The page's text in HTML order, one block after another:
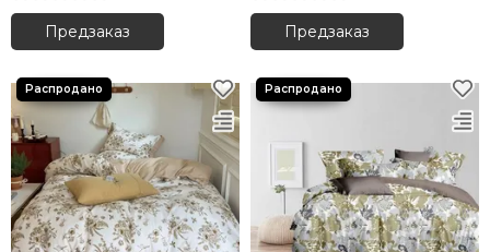
Предзаказ Предзаказ